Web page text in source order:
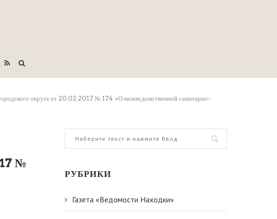
округа от 20.02.2017 № 174 «О межведомственной санитарно-
№
РУБРИКИ
Газета «Ведомости Находки»